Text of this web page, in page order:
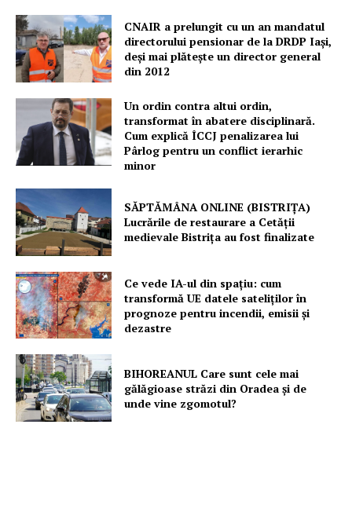
CNAIR a prelungit cu un an mandatul
directorului pensionar de la DRDP Iași,
deși mai plătește un director general
din 2012
Un ordin contra altui ordin,
transformat în abatere disciplinară.
Cum explică ÎCCJ penalizarea lui
Pârlog pentru un conflict ierarhic
minor
SĂPTĂMÂNA ONLINE (BISTRIȚA)
Lucrările de restaurare a Cetăţii
medievale Bistriţa au fost finalizate
Ce vede IA-ul din spațiu: cum
transformă UE datele sateliților în
prognoze pentru incendii, emisii și
dezastre
BIHOREANUL Care sunt cele mai
gălăgioase străzi din Oradea și de
unde vine zgomotul?